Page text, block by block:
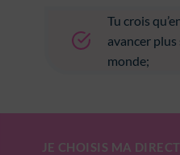
Tu crois
avancer
monde;
JE CHOISIS MA